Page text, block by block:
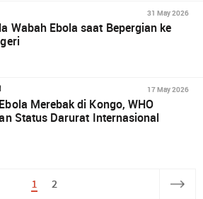
31 May 2026
Wabah Ebola saat Bepergian ke
17 May 2026
Merebak di Kongo, WHO
Status Darurat Internasional
1 2